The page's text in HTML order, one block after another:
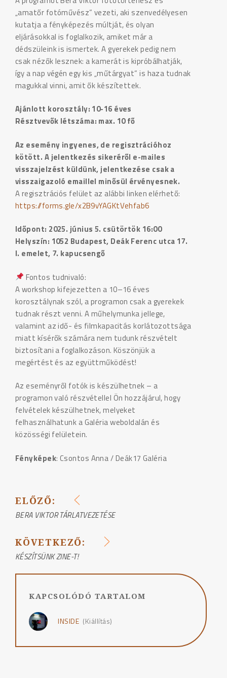
„amatőr fotóművész” vezeti, aki szenvedélyesen
kutatja a fényképezés múltját, és olyan
eljárásokkal is foglalkozik, amiket már a
dédszüleink is ismertek. A gyerekek pedig nem
csak nézők lesznek: a kamerát is kipróbálhatják,
így a nap végén egy kis „műtárgyat” is haza tudnak
magukkal vinni, amit ők készítettek.
Ajánlott korosztály: 10-16 éves
Résztvevők létszáma: max. 10 fő
Az esemény ingyenes, de regisztrációhoz
kötött. A jelentkezés sikeréről e-mailes
visszajelzést küldünk, jelentkezése csak a
visszaigazoló emaillel minősül érvényesnek.
A regisztrációs felület az alábbi linken elérhető:
https://forms.gle/x2B9vYAGKtVehfab6
Időpont: 2025. június 5. csütörtök 16:00
Helyszín: 1052 Budapest, Deák Ferenc utca 17.
I. emelet, 7. kapucsengő
Fontos tudnivaló:
A workshop kifejezetten a 10–16 éves
korosztálynak szól, a programon csak a gyerekek
tudnak részt venni. A műhelymunka jellege,
valamint az idő- és filmkapacitás korlátozottsága
miatt kísérők számára nem tudunk részvételt
biztosítani a foglalkozáson. Köszönjük a
megértést és az együttműködést!
Az eseményről fotók is készülhetnek – a
programon való részvétellel Ön hozzájárul, hogy
felvételek készülhetnek, melyeket
felhasználhatunk a Galéria weboldalán és
közösségi felületein.
Fényképek: Csontos Anna / Deák17 Galéria
BEJEGYZÉS
NAVIGÁCIÓ
ELŐZŐ:
BERA VIKTOR TÁRLATVEZETÉSE
KÖVETKEZŐ:
KÉSZÍTSÜNK ZINE-T!
KAPCSOLÓDÓ TARTALOM
INSIDE (Kiállítás)